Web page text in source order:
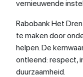
vernieuwende
Rabobank Het
te maken door
helpen. De
ontleend: respect,
duurzaamheid.